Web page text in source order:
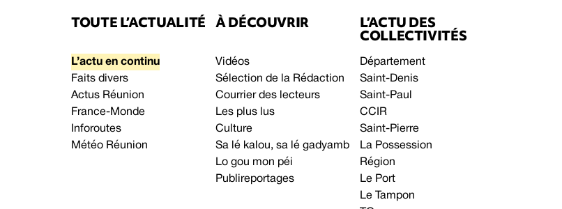
TOUTE L’ACTUALITÉ
L’actu en continu
Faits divers
Actus Réunion
France-Monde
Inforoutes
Météo Réunion
À DÉCOUVRIR
Vidéos
Sélection de la Rédaction
Courrier des lecteurs
Les plus lus
Culture
Sa lé kalou, sa lé gadyamb
Lo gou mon péi
Publireportages
L’ACTU DES
COLLECTIVITÉS
Département
Saint-Denis
Saint-Paul
CCIR
Saint-Pierre
La Possession
Région
Le Port
Le Tampon